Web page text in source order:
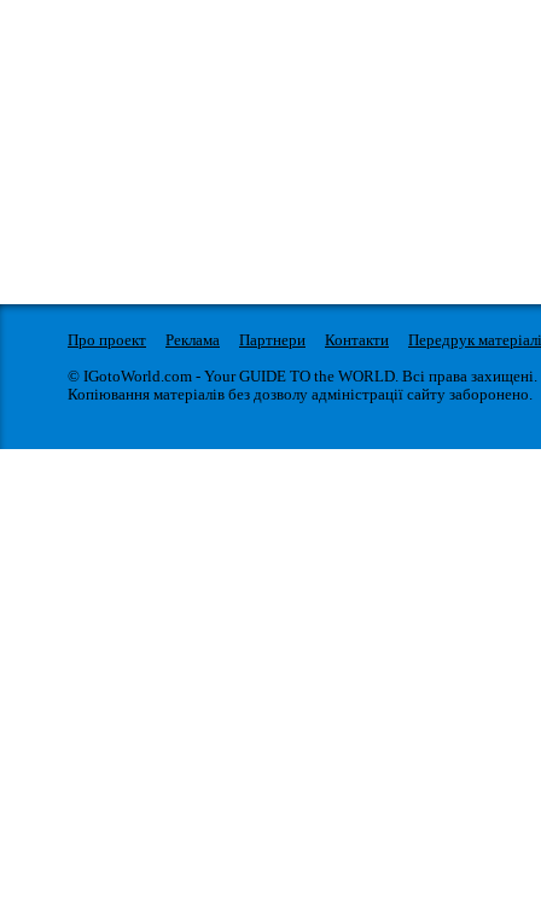
Про проект Реклама Партнери Контакти
Передрук
© IGotoWorld.com - Your GUIDE TO the WORLD. Всі права захищені.
Копіювання матеріалів без дозволу адміністрації сайту заборонено.